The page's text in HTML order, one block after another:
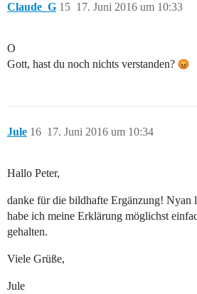
Claude_G 17. Juni 2016 um 10:33
15
O
Gott, hast du noch nichts verstanden?
Jule 17. Juni 2016 um 10:34
16
Hallo Peter,
danke für die bildhafte Ergänzung! Nyan
habe ich meine Erklärung möglichst
gehalten.
Viele Grüße,
Jule